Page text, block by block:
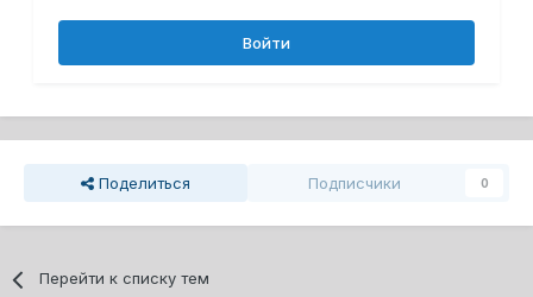
Войти
Поделиться Подписчики 0
Перейти к списку тем